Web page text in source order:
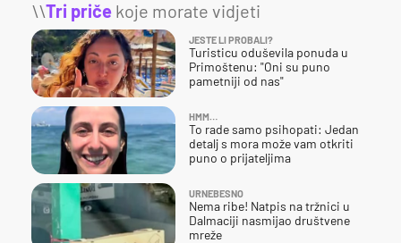
\\Tri priče koje morate vidjeti
JESTE LI PROBALI?
Turisticu oduševila ponuda u
Primoštenu: "Oni su puno
pametniji od nas"
HMM…
To rade samo psihopati: Jedan
detalj s mora može vam otkriti
puno o prijateljima
URNEBESNO
Nema ribe! Natpis na tržnici u
Dalmaciji nasmijao društvene
mreže